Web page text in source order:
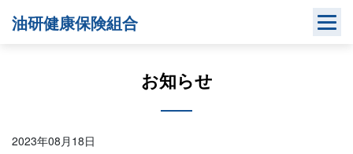
油研健康保険組合
お知らせ
2023年08月18日